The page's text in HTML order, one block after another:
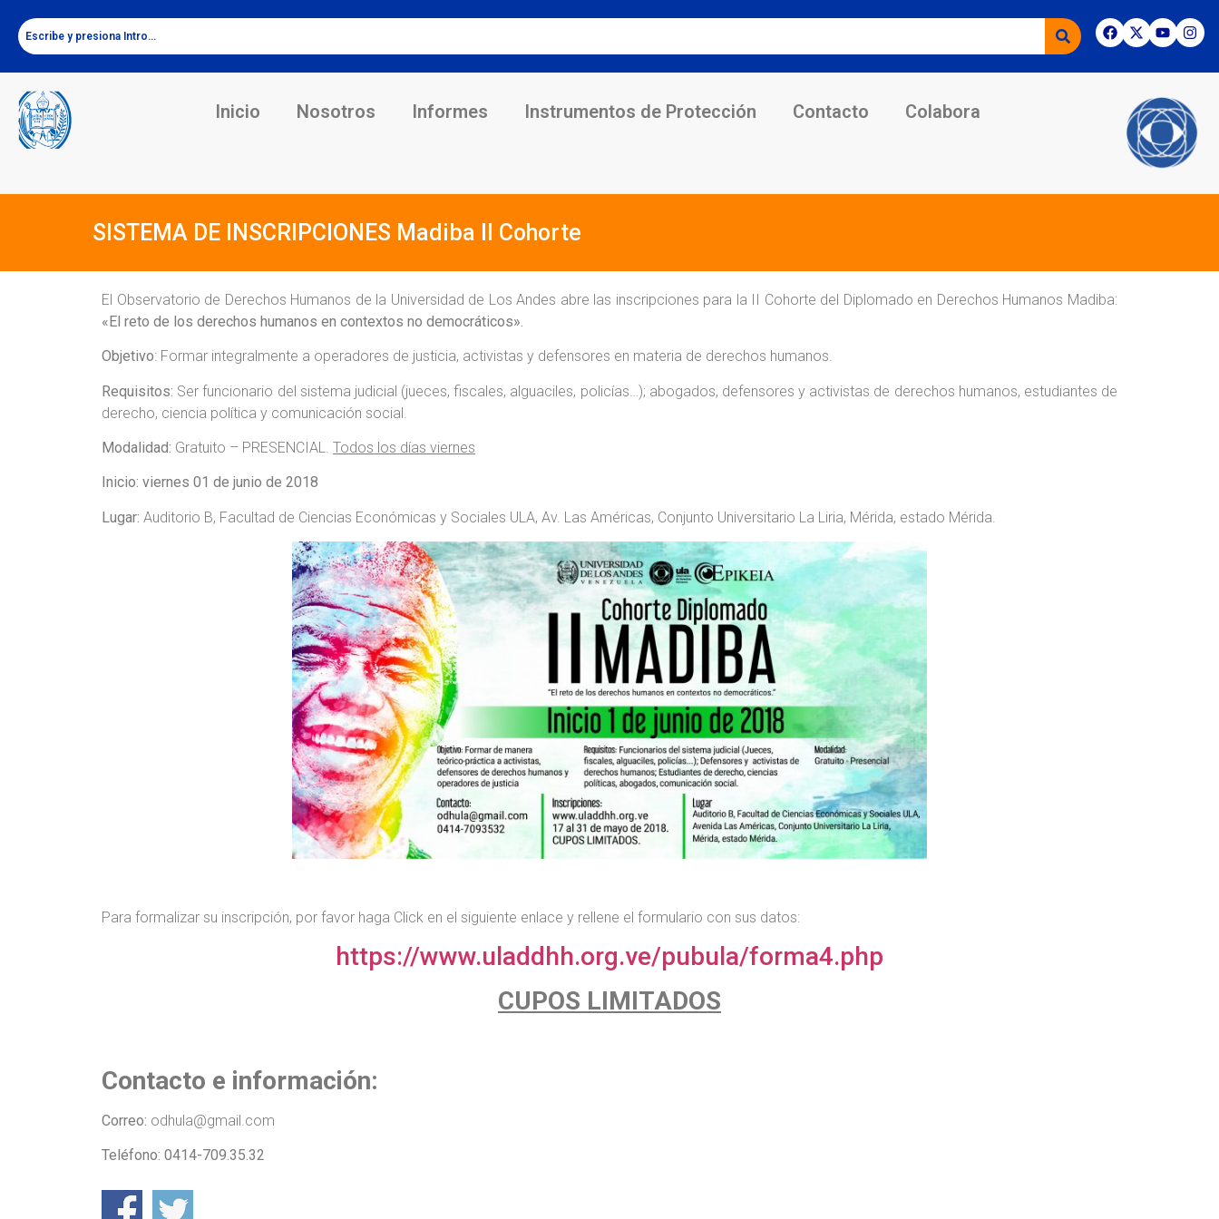
Inicio Nosotros Informes Instrumentos de Protección Contacto Colabora
SISTEMA DE INSCRIPCIONES Madiba II Cohorte
El Observatorio de Derechos Humanos de la Universidad de Los Andes abre las inscripciones para la II Cohorte del Diplomado en Derechos Humanos Madiba:
«El reto de los derechos humanos en contextos no democráticos».
Objetivo: Formar integralmente a operadores de justicia, activistas y defensores en materia de derechos humanos.
Requisitos: Ser funcionario del sistema judicial (jueces, fiscales, alguaciles, policías…); abogados, defensores y activistas de derechos humanos, estudiantes de
derecho, ciencia política y comunicación social.
Modalidad: Gratuito – PRESENCIAL. Todos los días viernes
Inicio: viernes 01 de junio de 2018
Lugar: Auditorio B, Facultad de Ciencias Económicas y Sociales ULA, Av. Las Américas, Conjunto Universitario La Liria, Mérida, estado Mérida.
Para formalizar su inscripción, por favor haga Click en el siguiente enlace y rellene el formulario con sus datos:
https://www.uladdhh.org.ve/pubula/forma4.php
CUPOS LIMITADOS
Contacto e información:
Correo: odhula@gmail.com
Teléfono: 0414-709.35.32